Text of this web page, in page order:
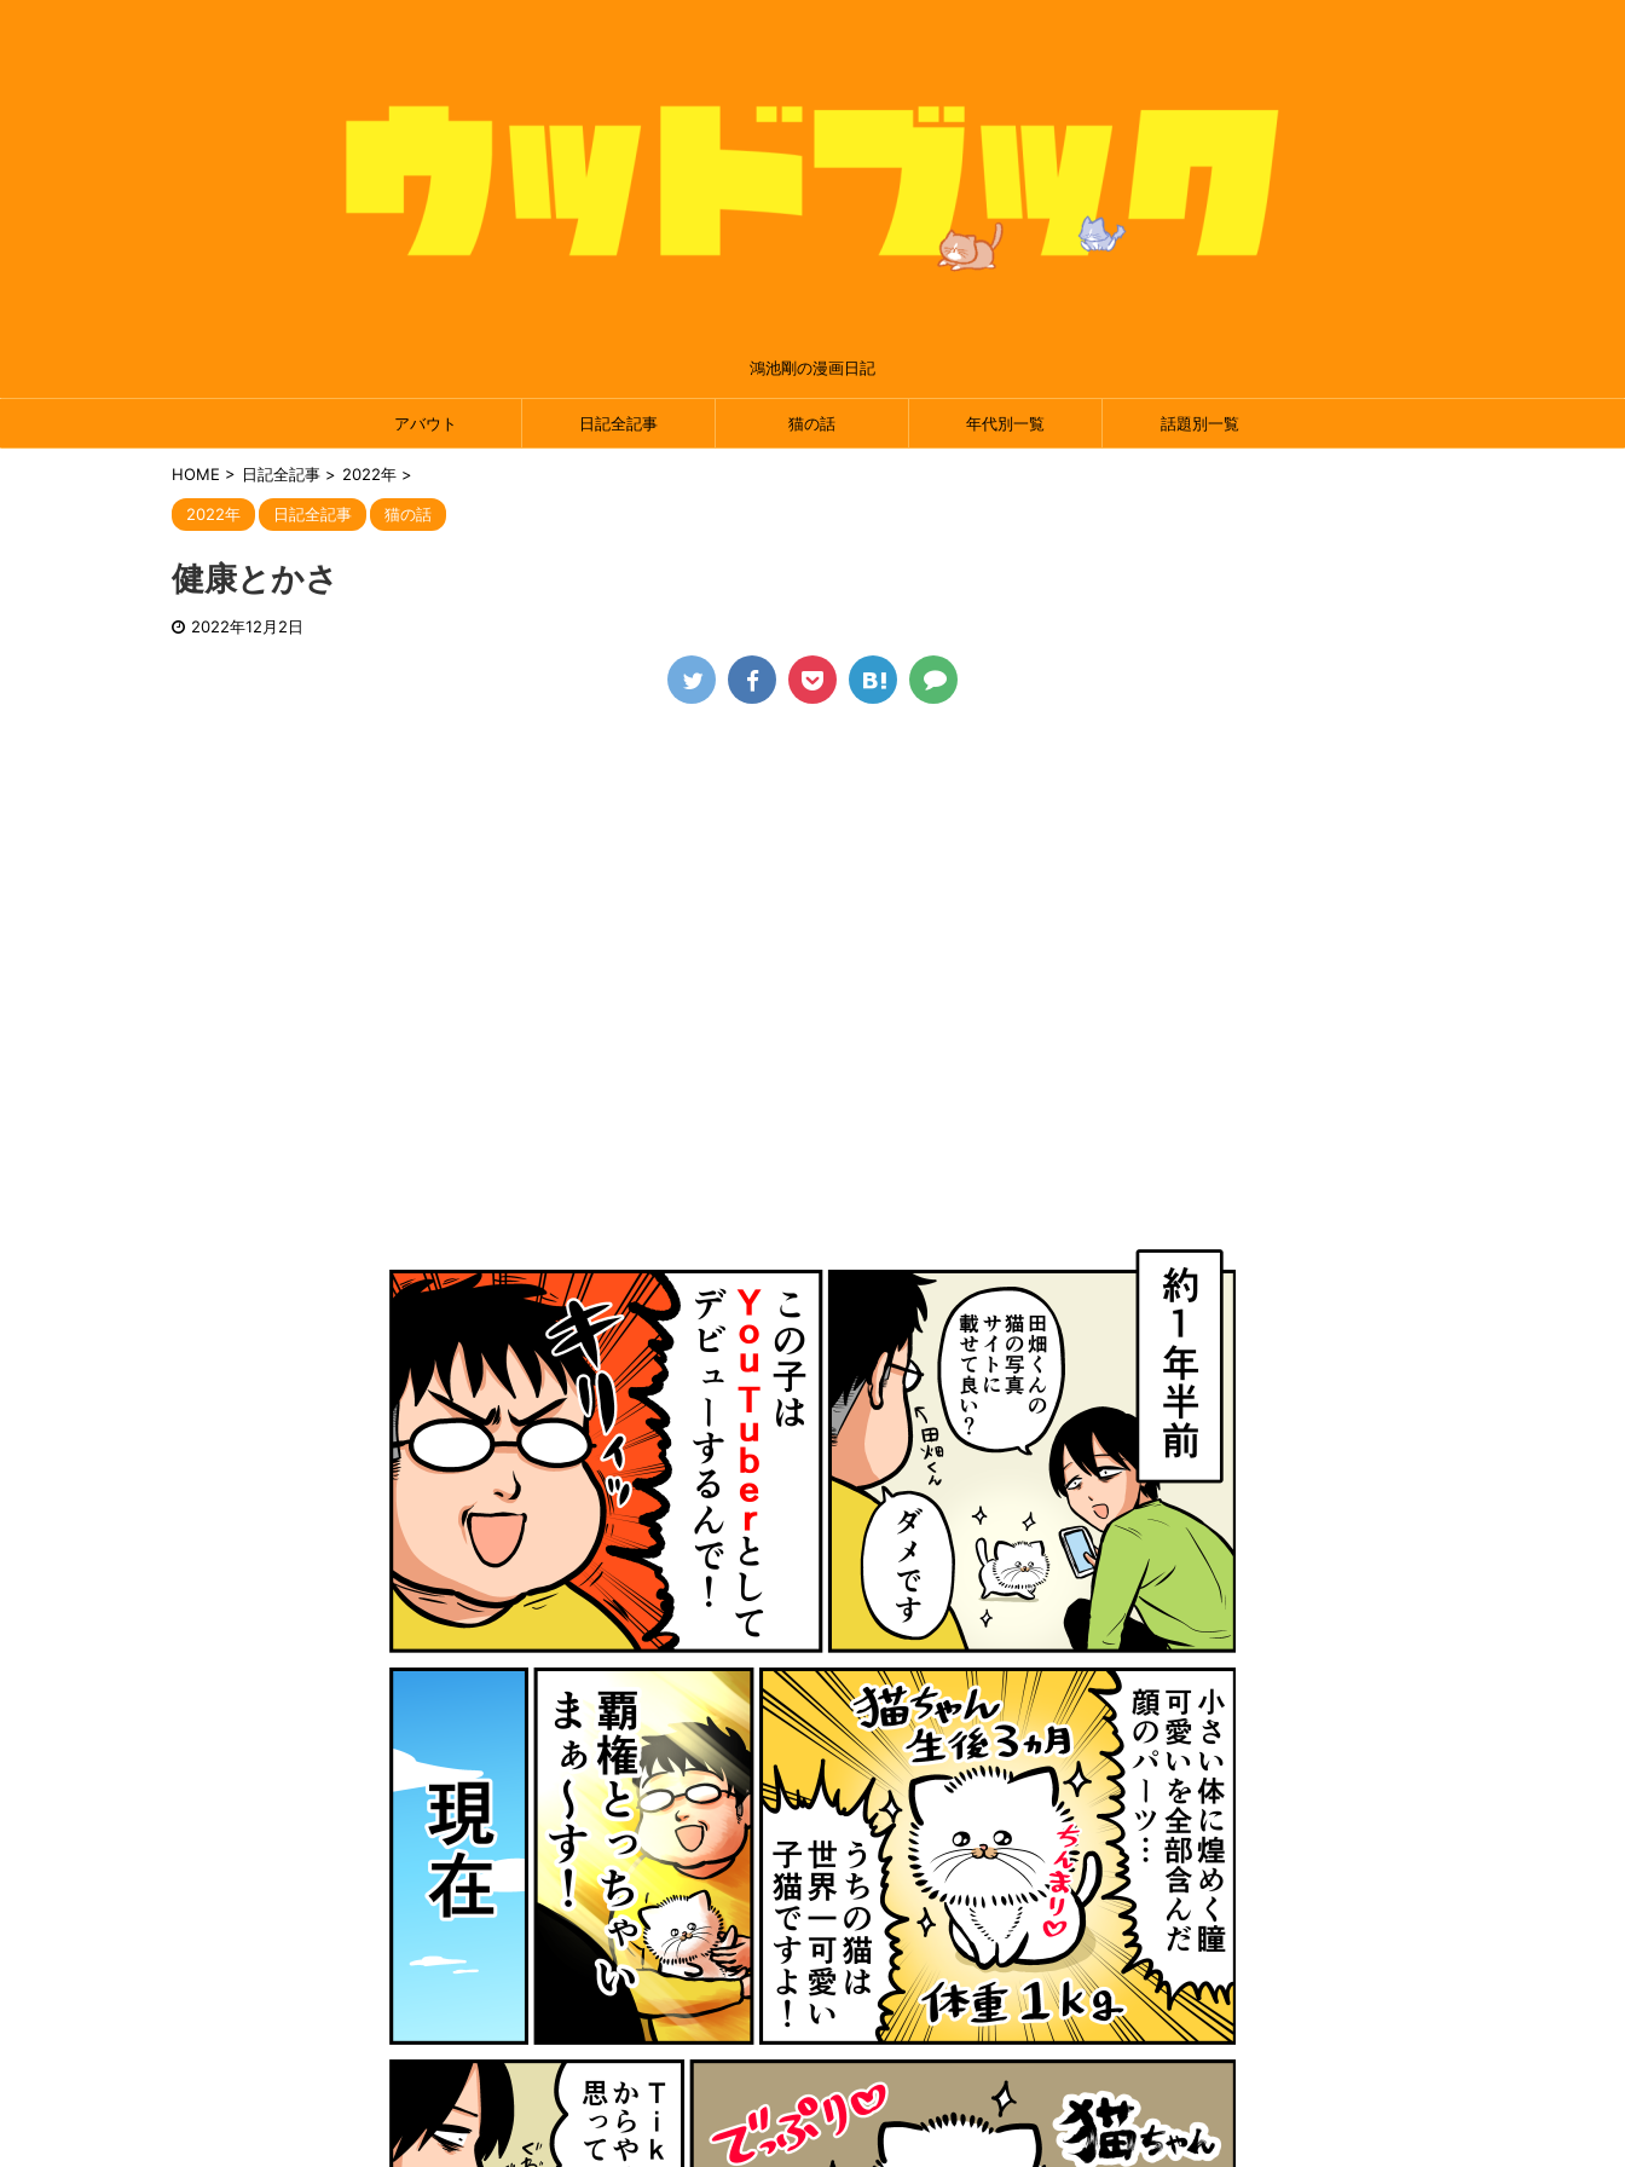
鴻池剛の漫画日記
アバウト 日記全記事 猫の話 年代別一覧 話題別一覧
HOME > 日記全記事 > 2022年 >
2022年 日記全記事 猫の話
健康とかさ
2022年12月2日